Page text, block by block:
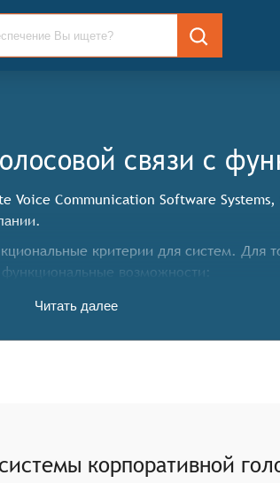
связи c
Voice Communication Software
критерии для систем. Для
возможности:
Читать далее
корпоративной